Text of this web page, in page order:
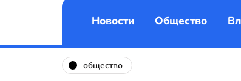
Новости Общество
общество